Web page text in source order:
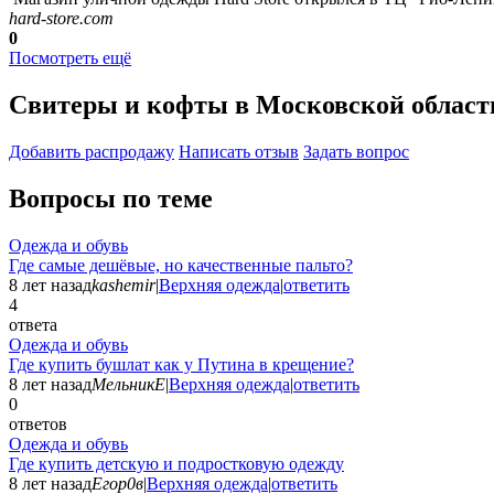
hard-store.com
0
Посмотреть ещё
Свитеры и кофты в Московской
Добавить раcпродажу Написать отзыв Задать вопрос
Вопросы по теме
Одежда и обувь
Где самые дешёвые, но качественные пальто?
8 лет назадkashemir|Верхняя одежда|ответить
4
ответа
Одежда и обувь
Где купить бушлат как у Путина в крещение?
8 лет назадМельникЕ|Верхняя одежда|ответить
0
ответов
Одежда и обувь
Где купить детскую и подростковую одежду
8 лет назадЕгор0в|Верхняя одежда|ответить